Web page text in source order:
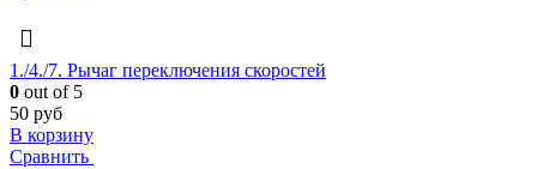
1./4./7. Рычаг переключения скоростей
0 out of 5
50 руб
В корзину
Сравнить